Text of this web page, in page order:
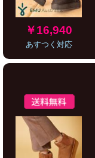
￥16,940
あすつく対応